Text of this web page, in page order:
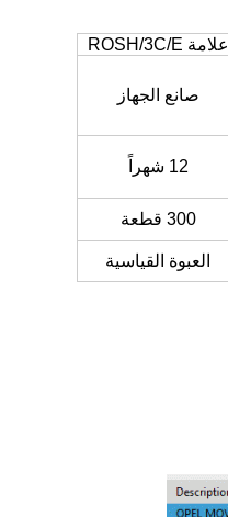
علامة ROSH/3C/E
صانع الجهاز
12 شهراً
300 قطعة
العبوة القياسية